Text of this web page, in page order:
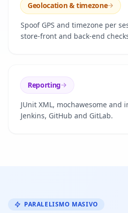
Geolocation & timezone
Spoof GPS and timezone per
store-front and back-end
Reporting
JUnit XML, mochawesome and
Jenkins, GitHub and GitLab.
PARALELISMO MASIVO